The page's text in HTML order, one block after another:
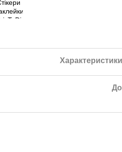
Характеристики